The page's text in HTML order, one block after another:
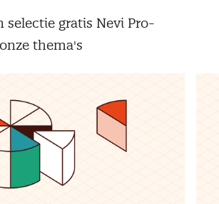
selectie gratis Nevi Pro-
thema's